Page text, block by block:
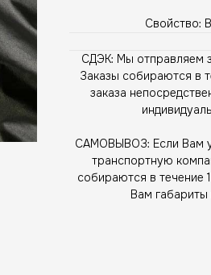
Свойство:
СДЭК: Мы отправляем
Заказы собираются в
заказа
САМОВЫВОЗ: Если Вам
транспортную
собираются в течение
Вам габариты